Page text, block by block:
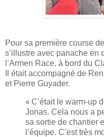
Pour sa première course
s’illustre avec panache en
l’Armen Race, à bord du
Il était accompagné de
et Pierre Guyader.
« C’était le warm-up
Jonas. Cela nous a
sa sortie de chantier
l’équipe. C’est très